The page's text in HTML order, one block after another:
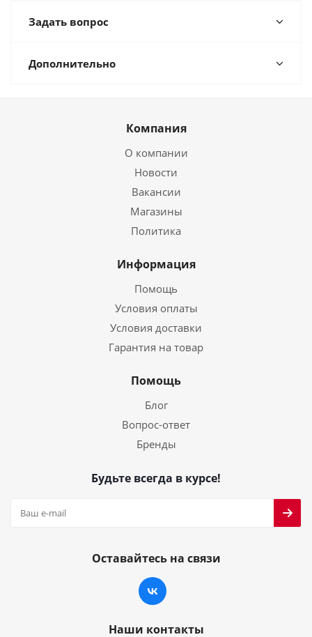
Задать вопрос
Дополнительно
Компания
О компании
Новости
Вакансии
Магазины
Политика
Информация
Помощь
Условия оплаты
Условия доставки
Гарантия на товар
Помощь
Блог
Вопрос-ответ
Бренды
Будьте всегда в курсе!
Оставайтесь на связи
Наши контакты